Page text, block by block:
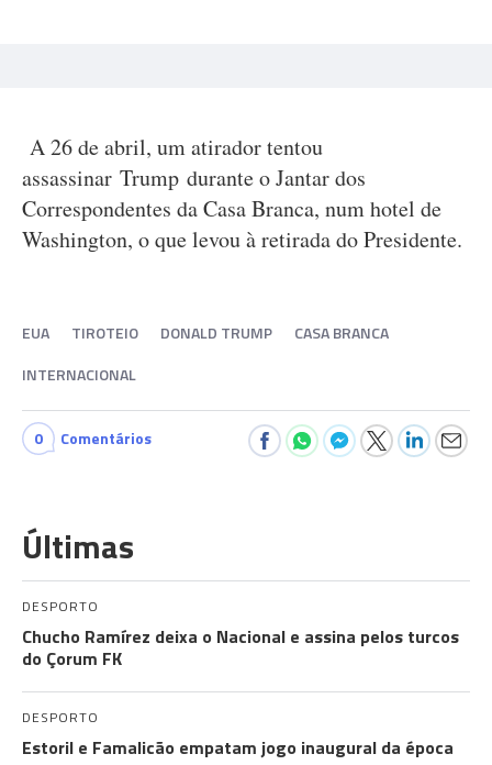
A 26 de abril, um atirador tentou
assassinar Trump durante o Jantar dos
Correspondentes da Casa Branca, num hotel de
Washington, o que levou à retirada do Presidente.
EUA TIROTEIO DONALD TRUMP
CASA BRANCA
INTERNACIONAL
0 Comentários
Últimas
DESPORTO
Chucho Ramírez deixa o Nacional e assina pelos turcos
do Çorum FK
DESPORTO
Estoril e Famalicão empatam jogo inaugural da época